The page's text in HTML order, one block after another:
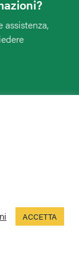
assistenza,
ACCETTA